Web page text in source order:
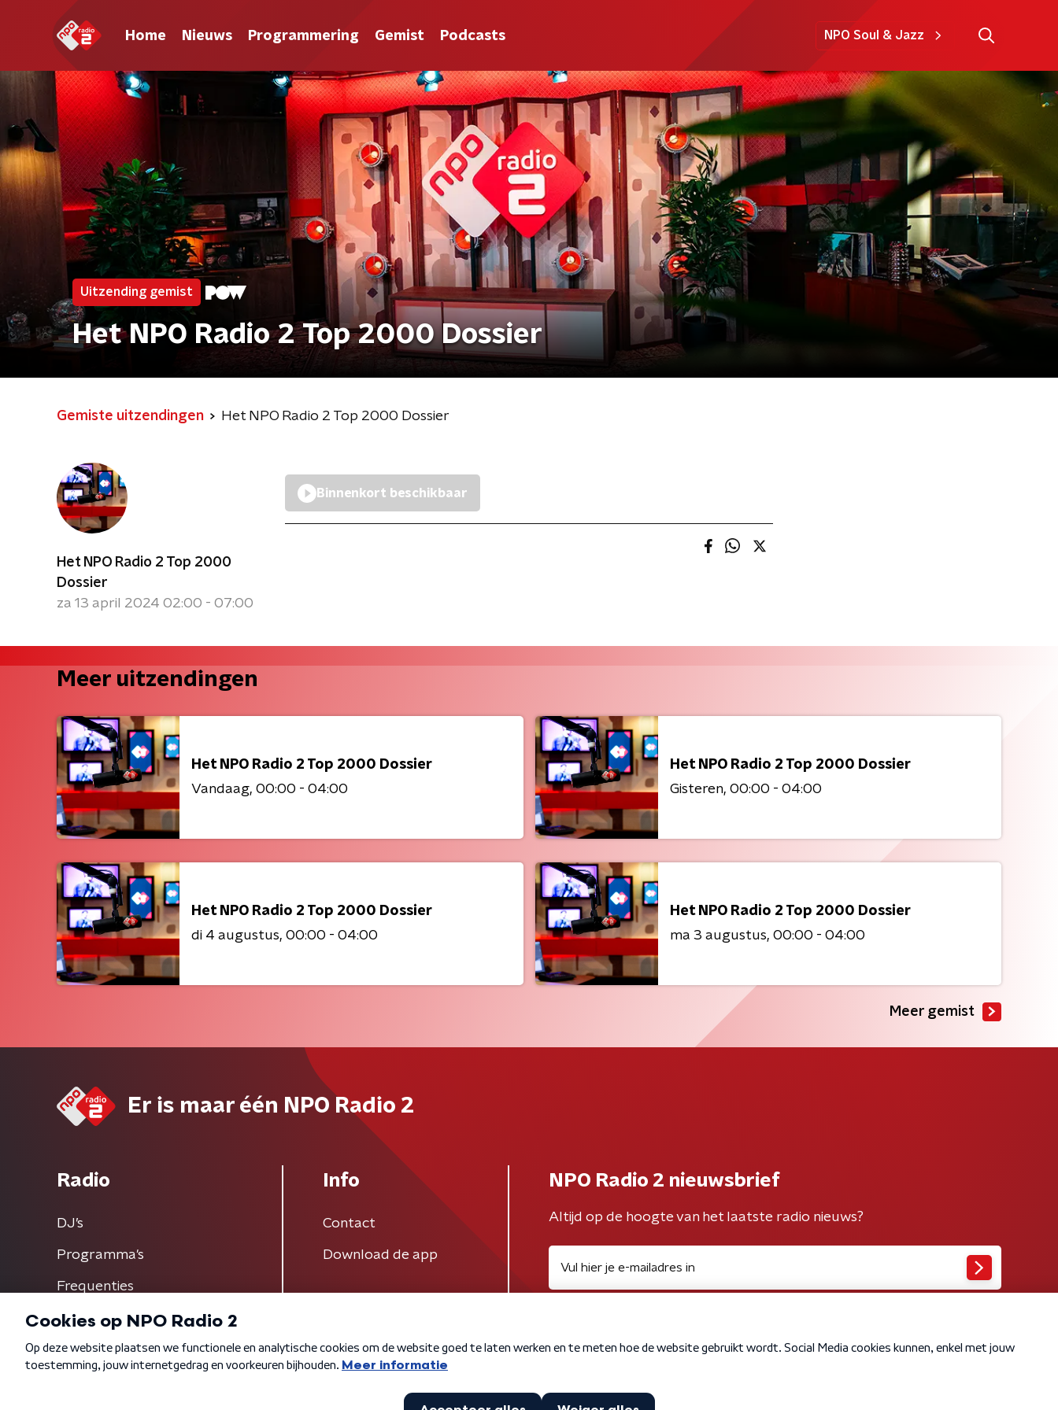
Home Nieuws Programmering Gemist Podcasts NPO Soul & Jazz
Uitzending gemist
Het NPO Radio 2 Top 2000 Dossier
Gemiste uitzendingen Het NPO Radio 2 Top 2000 Dossier
Het NPO Radio 2 Top 2000
Dossier
za 13 april 2024 02:00 - 07:00
Binnenkort beschikbaar
Meer uitzendingen
Het NPO Radio 2 Top 2000 Dossier
Vandaag 00:00 - 04:00
Het NPO Radio 2 Top 2000 Dossier
Gisteren 00:00 - 04:00
Het NPO Radio 2 Top 2000 Dossier
di 4 augustus 00:00 - 04:00
Het NPO Radio 2 Top 2000 Dossier
ma 3 augustus 00:00 - 04:00
Meer gemist
Er is maar één NPO Radio 2
Radio
DJ’s
Programma's
Frequenties
Info
Contact
Download de app
NPO Radio 2 nieuwsbrief
Altijd op de hoogte van het laatste radio nieuws?
Algemene voorwaarden Privacybeleid